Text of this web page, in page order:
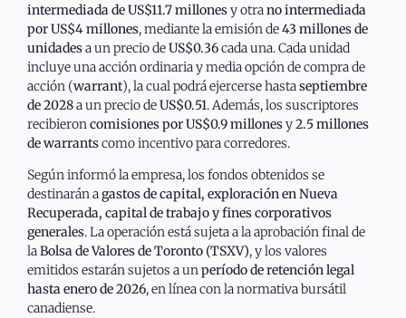
intermediada de US$11.7 millonesy otrano intermediada
por US$4 millones, mediante la emisión de43 millones de
unidadesa un precio deUS$0.36cada una. Cada unidad
incluye una acción ordinaria y media opción de compra de
acción (warrant), la cual podrá ejercerse hastaseptiembre
de 2028a un precio deUS$0.51. Además, los suscriptores
recibieroncomisiones por US$0.9 millonesy2.5 millones
de warrantscomo incentivo para corredores.
Según informó la empresa, los fondos obtenidos se
destinarán agastos de capital, exploración en Nueva
Recuperada, capital de trabajo y fines corporativos
generales. La operación está sujeta a la aprobación final de
laBolsa de Valores de Toronto (TSXV), y los valores
emitidos estarán sujetos a unperíodo de retención legal
hasta enero de 2026, en línea con la normativa bursátil
canadiense.